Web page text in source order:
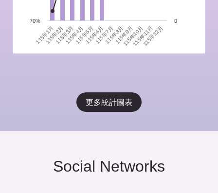
115年1月115年2月115年3月115年4月115年5月115年6月115年7月115年8月115年9月
115年10月
115年11月
115年12月
70% 0
更多統計圖表
Social Networks